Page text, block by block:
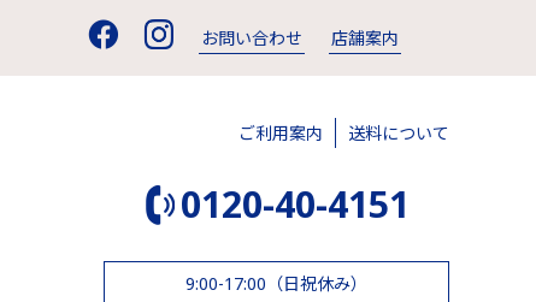
お問い合わせ 店舗案内
ご利用案内 送料について
0120-40-4151
9:00-17:00（日祝休み）